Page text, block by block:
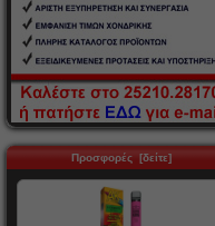
Προσφορές [δείτε]